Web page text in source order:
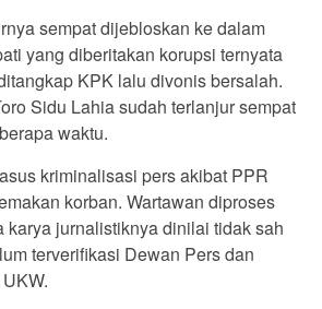
sempat dijebloskan ke dalam
yang diberitakan korupsi ternyata
KPK lalu divonis bersalah.
Sidu Lahia sudah terlanjur sempat
waktu.
kriminalisasi pers akibat PPR
korban. Wartawan diproses
karya jurnalistiknya dinilai tidak sah
terverifikasi Dewan Pers dan